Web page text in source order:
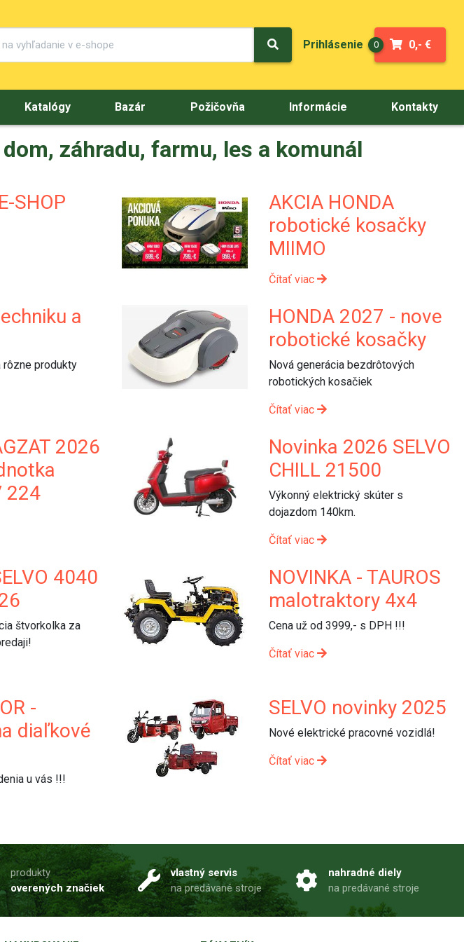
Prihlásenie 0 0,- €
Katalógy Bazár Požičovňa Informácie Kontakty
záhradu, farmu, les a komunál
SHOP
AKCIA HONDA
robotické kosačky
MIIMO
Čítať viac
a
rôzne produkty
HONDA 2027 - nove
robotické kosačky
Nová generácia bezdrôtových
robotických kosačiek
Čítať viac
2026
224
Novinka 2026 SELVO
CHILL 21500
Výkonný elektrický skúter s
dojazdom 140km.
Čítať viac
4040
štvorkolka za
NOVINKA - TAUROS
malotraktory 4x4
Cena už od 3999,- s DPH !!!
Čítať viac
-
diaľkové
u vás !!!
SELVO novinky 2025
Nové elektrické pracovné vozidlá!
Čítať viac
produkty
overených značiek
vlastný servis
na predávané stroje
nahradné diely
na predávané stroje